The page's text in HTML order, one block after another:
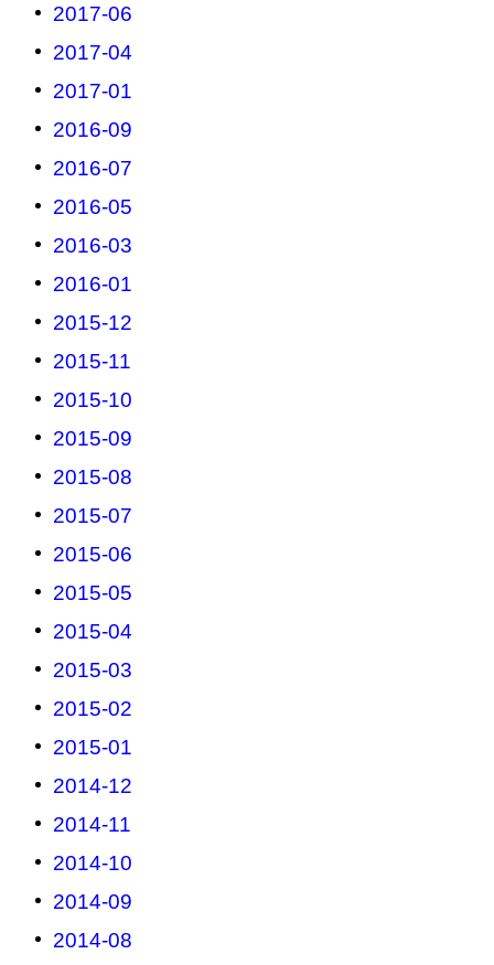
2017-06
2017-04
2017-01
2016-09
2016-07
2016-05
2016-03
2016-01
2015-12
2015-11
2015-10
2015-09
2015-08
2015-07
2015-06
2015-05
2015-04
2015-03
2015-02
2015-01
2014-12
2014-11
2014-10
2014-09
2014-08